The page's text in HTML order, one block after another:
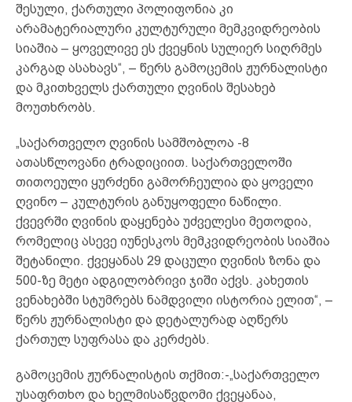
შესული, ქართული პოლიფონია კი
არამატერიალური კულტურული მემკვიდრეობის
სიაშია – ყოველივე ეს ქვეყნის სულიერ სიღრმეს
კარგად ასახავს“, – წერს გამოცემის ჟურნალისტი
და მკითხველს ქართული ღვინის შესახებ
მოუთხრობს.
„საქართველო ღვინის სამშობლოა -8
ათასწლოვანი ტრადიციით. საქართველოში
თითოეული ყურძენი გამორჩეულია და ყოველი
ღვინო – კულტურის განუყოფელი ნაწილი.
ქვევრში ღვინის დაყენება უძველესი მეთოდია,
რომელიც ასევე იუნესკოს მემკვიდრეობის სიაშია
შეტანილი. ქვეყანას 29 დაცული ღვინის ზონა და
500-ზე მეტი ადგილობრივი ჯიში აქვს. კახეთის
ვენახებში სტუმრებს ნამდვილი ისტორია ელით“, –
წერს ჟურნალისტი და დეტალურად აღწერს
ქართულ სუფრასა და კერძებს.
გამოცემის ჟურნალისტის თქმით:-„საქართველო
უსაფრთხო და ხელმისაწვდომი ქვეყანაა,